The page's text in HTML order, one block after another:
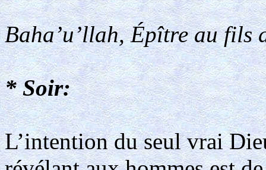
Baha’u’llah, Épître au fils
* Soir:
L’intention du seul vrai